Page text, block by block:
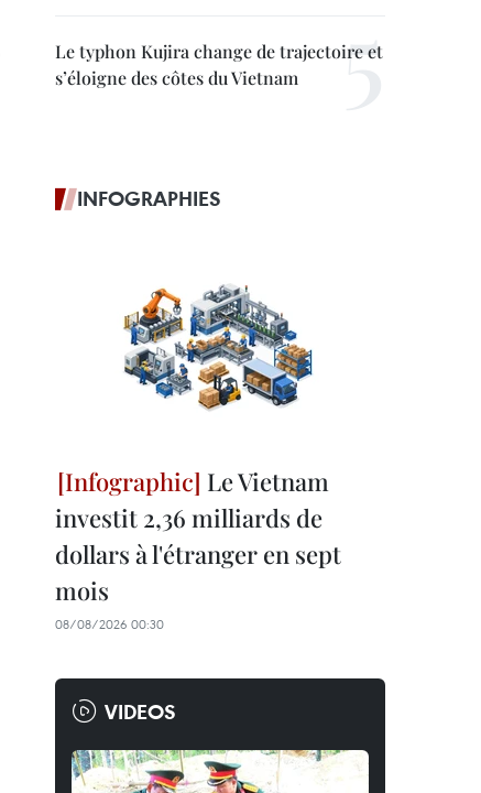
Le typhon Kujira change de trajectoire et
s’éloigne des côtes du Vietnam
INFOGRAPHIES
Le Vietnam
investit 2,36 milliards de
dollars à l'étranger en sept
mois
08/08/2026 00:30
VIDEOS